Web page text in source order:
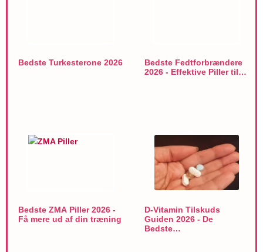
Bedste Turkesterone 2026
Bedste Fedtforbrændere
2026 - Effektive Piller til…
Bedste ZMA Piller 2026 -
Få mere ud af din træning
D-Vitamin Tilskuds
Guiden 2026 - De
Bedste…